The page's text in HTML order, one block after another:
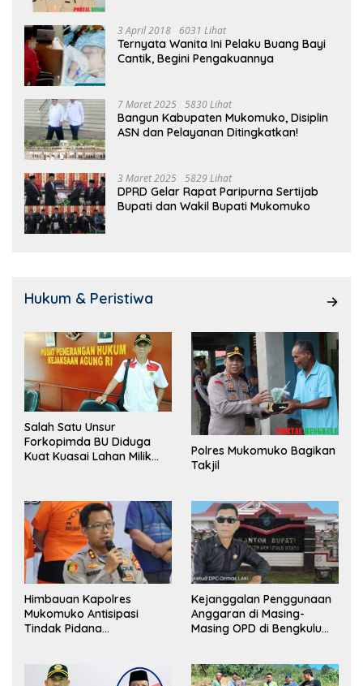
3 April 2018 6031 Lihat
Ternyata Wanita Ini Pelaku Buang Bayi
Cantik, Begini Pengakuannya
7 Maret 2025 5830 Lihat
Bangun Kabupaten Mukomuko, Disiplin
ASN dan Pelayanan Ditingkatkan!
3 Maret 2025 5829 Lihat
DPRD Gelar Rapat Paripurna Sertijab
Bupati dan Wakil Bupati Mukomuko
Hukum & Peristiwa
Salah Satu Unsur
Forkopimda BU Diduga
Kuat Kuasai Lahan Milik
Polres Mukomuko Bagikan
Takjil
Himbauan Kapolres
Mukomuko Antisipasi
Tindak Pidana
Kejanggalan Penggunaan
Anggaran di Masing-
Masing OPD di Bengkulu